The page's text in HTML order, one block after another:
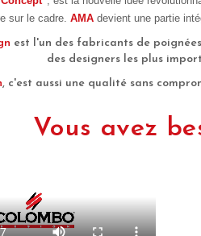
sur le cadre. AMA devient une partie
est l'un des fabricants de
des designers les plus
, c'est aussi une qualité sans
Vous avez